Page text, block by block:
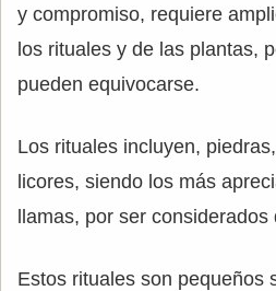
y compromiso, requiere
los rituales y de las plantas,
pueden equivocarse.
Los rituales incluyen,
licores, siendo los más
llamas, por ser
Estos rituales son pequeños